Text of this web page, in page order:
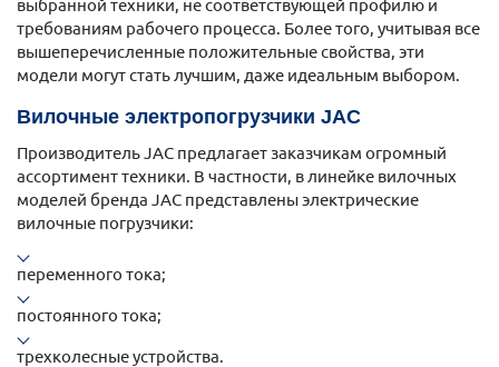
выбранной техники, не соответствующей профилю и
требованиям рабочего процесса. Более того, учитывая все
вышеперечисленные положительные свойства, эти
модели могут стать лучшим, даже идеальным выбором.
Вилочные электропогрузчики JAC
Производитель JAC предлагает заказчикам огромный
ассортимент техники. В частности, в линейке вилочных
моделей бренда JAC представлены электрические
вилочные погрузчики:
переменного тока;
постоянного тока;
трехколесные устройства.